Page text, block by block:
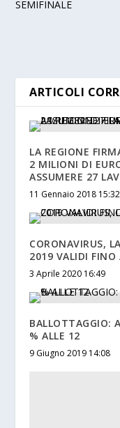
SEMIFINALE
ARTICOLI
LA REGIONE
2 MILIONI DI
ASSUMERE 27
11 Gennaio 2018 15:32
CORONAVIRUS,
2019 VALIDI FINO
3 Aprile 2020 16:49
BALLOTTAGGIO:
% ALLE 12
9 Giugno 2019 14:08